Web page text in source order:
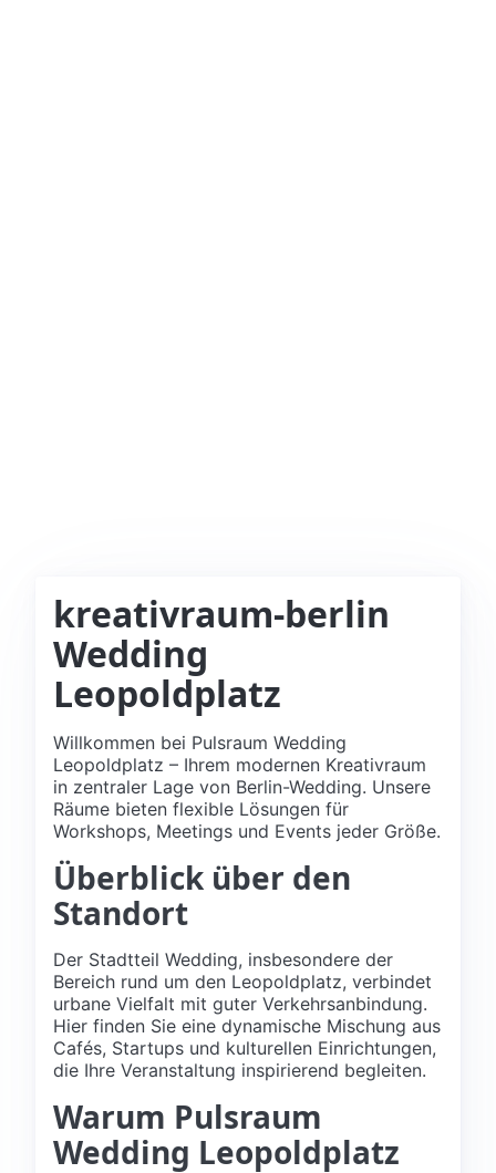
kreativraum-berlin
Wedding
Leopoldplatz
Willkommen bei Pulsraum Wedding
Leopoldplatz – Ihrem modernen Kreativraum
in zentraler Lage von Berlin-Wedding. Unsere
Räume bieten flexible Lösungen für
Workshops, Meetings und Events jeder Größe.
Überblick über den
Standort
Der Stadtteil Wedding, insbesondere der
Bereich rund um den Leopoldplatz, verbindet
urbane Vielfalt mit guter Verkehrsanbindung.
Hier finden Sie eine dynamische Mischung aus
Cafés, Startups und kulturellen Einrichtungen,
die Ihre Veranstaltung inspirierend begleiten.
Warum Pulsraum
Wedding Leopoldplatz